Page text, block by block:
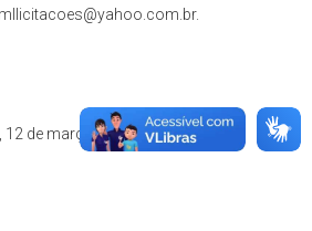
.
12 de março de 2026.